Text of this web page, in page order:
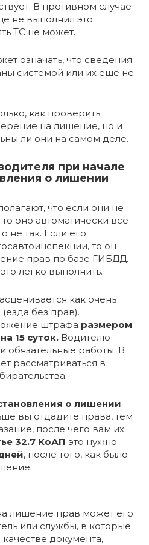
В противном случае
не выполнил это
ТС не может.
означать, что сведения
системой или их еще не
как проверить
на лишение, но и
ли они на самом деле.
при начале
о лишении
что если они не
оно автоматически все
не так. Если его
то он
прав по базе ГИБДД.
легко выполнить.
как очень
без прав).
штрафа размером
15 суток. Водителю
обязательные работы. В
рассматриваться в
о лишении
вы отдадите права, тем
после чего вам их
32.7 КоАП это нужно
, после того, как было
лишение прав может его
или службы, в которые
документа,